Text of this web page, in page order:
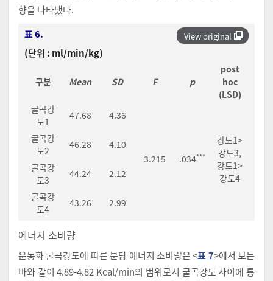
향을 나타냈다.
View original
표 6.
(단위 : ml/min/kg)
구분 Mean SD F p
post
hoc
(LSD)
굴곡강
도1
47.68 4.36
3.215 .034***
강도1>
강도3,
강도1>
강도4
굴곡강
도2
46.28
4.10
굴곡강
도3
44.24
2.12
굴곡강
도4
43.26 2.99
에너지 소비량
운동화 굴곡강도에 따른 분당 에너지 소비량은 <표 7>에서 보는
바와 같이 4.89-4.82 Kcal/min의 범위로서 굴곡강도 사이에 통